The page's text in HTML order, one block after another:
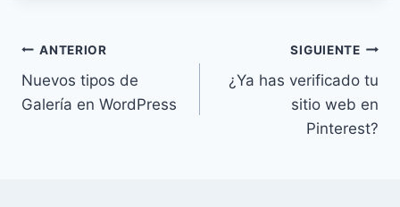
Navegación
de
ANTERIOR
Nuevos tipos de
Galería en WordPress
SIGUIENTE
¿Ya has verificado tu
sitio web en
Pinterest?